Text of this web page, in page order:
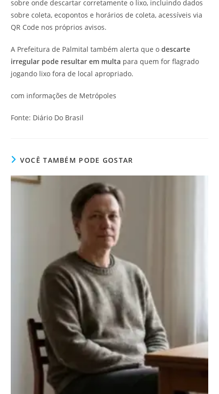
sobre onde descartar corretamente o lixo, incluindo dados
sobre coleta, ecopontos e horários de coleta, acessíveis via
QR Code nos próprios avisos.
A Prefeitura de Palmital também alerta que odescarte
irregular pode resultar em multa para quem for flagrado
jogando lixo fora de local apropriado.
com informações de Metrópoles
Fonte: Diário Do Brasil
VOCÊ TAMBÉM PODE GOSTAR